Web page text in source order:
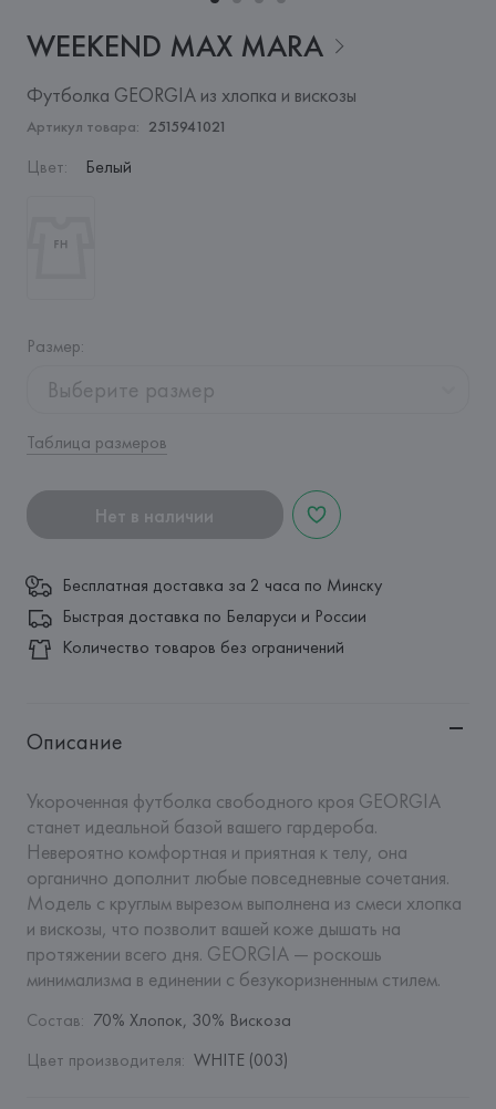
WEEKEND MAX MARA
Футболка GEORGIA из хлопка и вискозы
Артикул товара: 2515941021
Цвет: Белый
Размер:
Выберите размер
Таблица размеров
Нет в наличии
Бесплатная доставка за 2 часа по Минску
Быстрая доставка по Беларуси и России
Количество товаров без ограничений
Описание
Укороченная футболка свободного кроя GEORGIA
станет идеальной базой вашего гардероба.
Невероятно комфортная и приятная к телу, она
органично дополнит любые повседневные сочетания.
Модель с круглым вырезом выполнена из смеси хлопка
и вискозы, что позволит вашей коже дышать на
протяжении всего дня. GEORGIA — роскошь
минимализма в единении с безукоризненным стилем.
Состав: 70% Хлопок, 30% Вискоза
Цвет производителя: WHITE (003)